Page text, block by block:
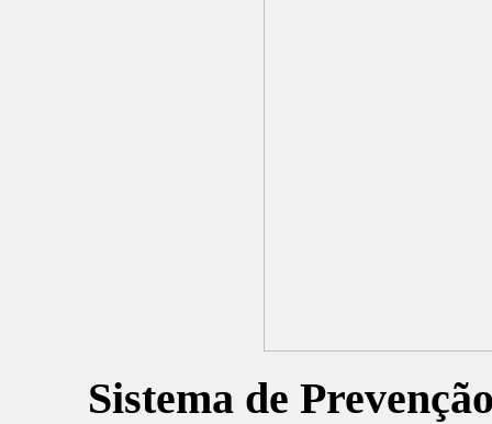
Sistema de